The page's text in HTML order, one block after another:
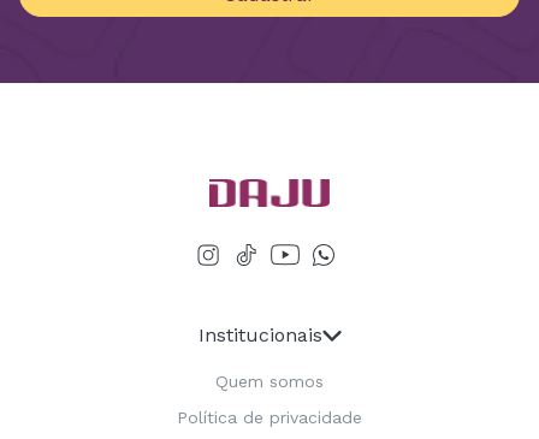
Institucionais
Quem somos
Política de privacidade